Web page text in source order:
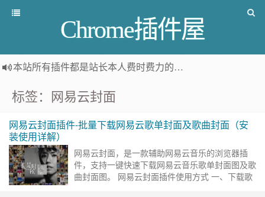
Chrome插件屋
本站所有插件都是站长本人费时费力的人工筛选推荐
标签：网易云封面
网易云封面插件-批量下载网易云歌单封面及歌曲封面（安
装使用详解）
网易云封面，是一款辅助网易云音乐的浏览器插
件，支持一键快速下载网易云音乐歌单封面图及歌
曲封面图。 网易云封面插件使用方式 一、下载歌